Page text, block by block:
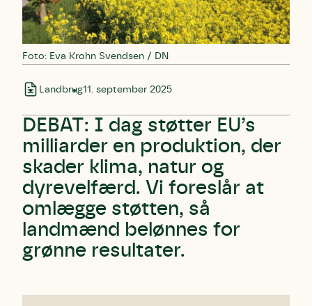
Foto: Eva Krohn Svendsen / DN
Landbrug11. september 2025
DEBAT: I dag støtter EU’s
milliarder en produktion, der
skader klima, natur og
dyrevelfærd. Vi foreslår at
omlægge støtten, så
landmænd belønnes for
grønne resultater.